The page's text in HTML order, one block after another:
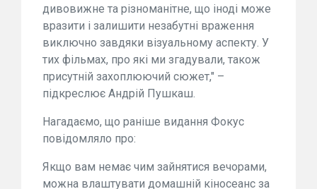
дивовижне та різноманітне, що іноді може
вразити і залишити незабутні враження
виключно завдяки візуальному аспекту. У
тих фільмах, про які ми згадували, також
присутній захоплюючий сюжет," –
підкреслює Андрій Пушкаш.
Нагадаємо, що раніше видання Фокус
повідомляло про:
Якщо вам немає чим зайнятися вечорами,
можна влаштувати домашній кіносеанс за